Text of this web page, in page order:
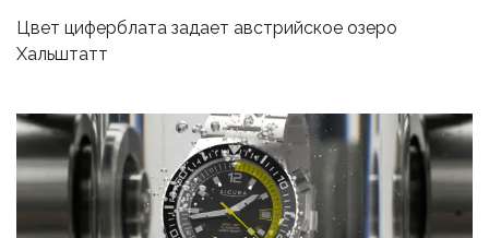
Цвет циферблата задает австрийское озеро
Хальштатт